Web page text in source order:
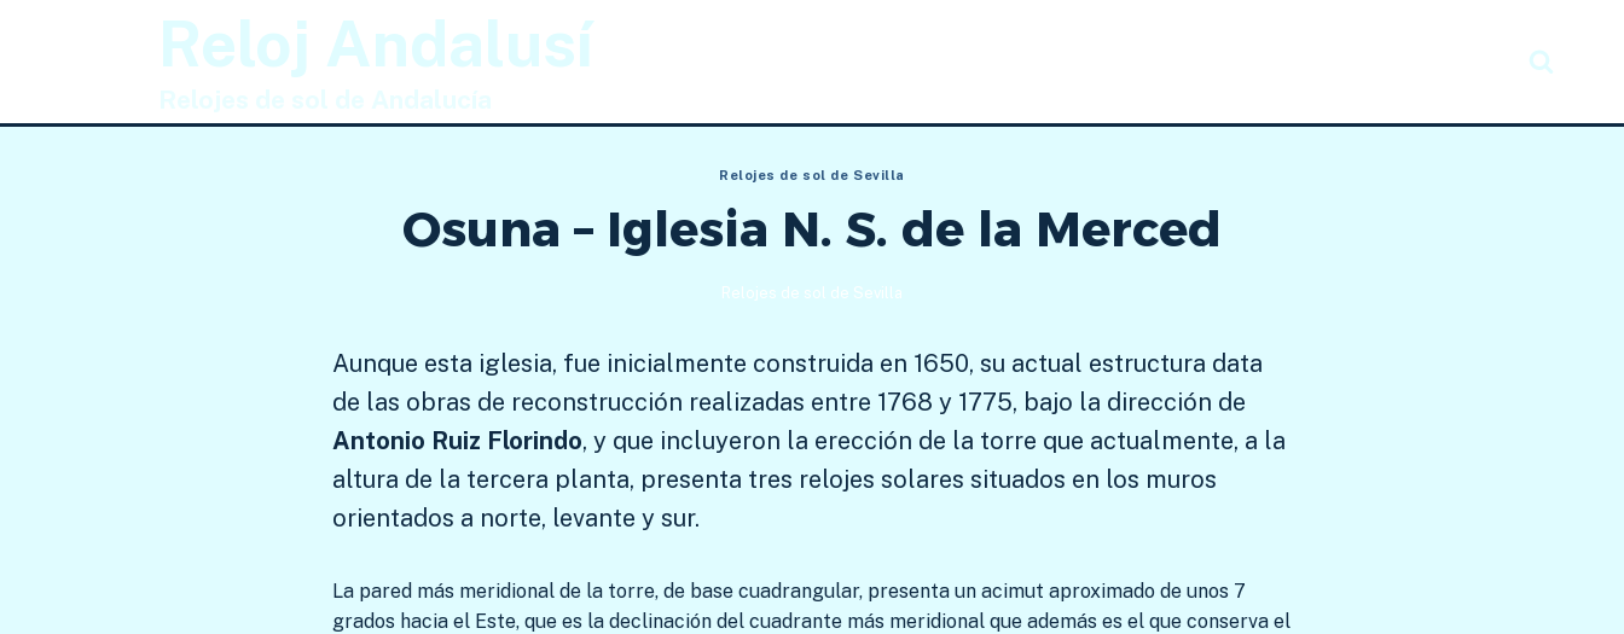
Reloj Andalusí
Relojes de sol de Sevilla
Osuna – Iglesia N. S. de la Merced
Relojes de sol de Sevilla
Aunque esta iglesia, fue inicialmente construida en 1650, su actual estructura data
de las obras de reconstrucción realizadas entre 1768 y 1775, bajo la dirección de
Antonio Ruiz Florindo, y que incluyeron la erección de la torre que actualmente, a la
altura de la tercera planta, presenta tres relojes solares situados en los muros
orientados a norte, levante y sur.
La pared más meridional de la torre, de base cuadrangular, presenta un acimut aproximado de unos 7
grados hacia el Este, que es la declinación del cuadrante más meridional que además es el que conserva el